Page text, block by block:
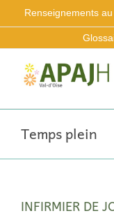
Renseignements
Temps plein
INFIRMIER DE